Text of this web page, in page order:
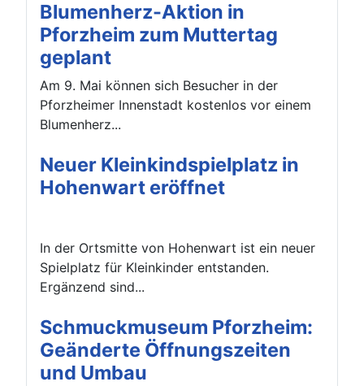
Blumenherz-Aktion in
Pforzheim zum Muttertag
geplant
Am 9. Mai können sich Besucher in der
Pforzheimer Innenstadt kostenlos vor einem
Blumenherz...
Neuer Kleinkindspielplatz in
Hohenwart eröffnet
In der Ortsmitte von Hohenwart ist ein neuer
Spielplatz für Kleinkinder entstanden.
Ergänzend sind...
Schmuckmuseum Pforzheim:
Geänderte Öffnungszeiten
und Umbau